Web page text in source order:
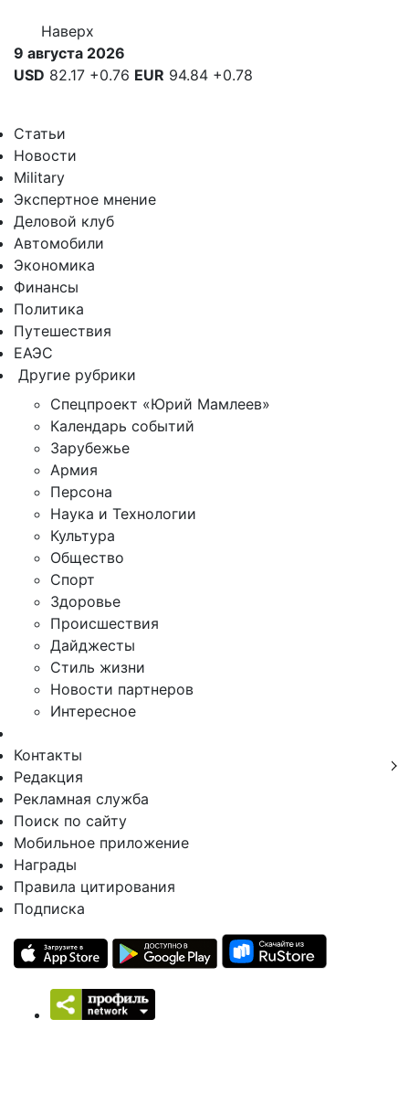
Наверх
9 августа 2026
USD 82.17 +0.76 EUR 94.84 +0.78
Статьи
Новости
Military
Экспертное мнение
Деловой клуб
Автомобили
Экономика
Финансы
Политика
Путешествия
ЕАЭС
Другие рубрики
Спецпроект «Юрий Мамлеев»
Календарь событий
Зарубежье
Армия
Персона
Наука и Технологии
Культура
Общество
Спорт
Здоровье
Происшествия
Дайджесты
Стиль жизни
Новости партнеров
Интересное
Контакты
Редакция
Рекламная служба
Поиск по сайту
Мобильное приложение
Награды
Правила цитирования
Подписка